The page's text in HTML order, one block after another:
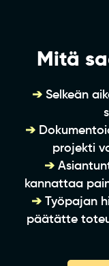
Mitä
➔ Selkeän
➔
projekti
➔
kannattaa
➔ Työpajan
päätätte